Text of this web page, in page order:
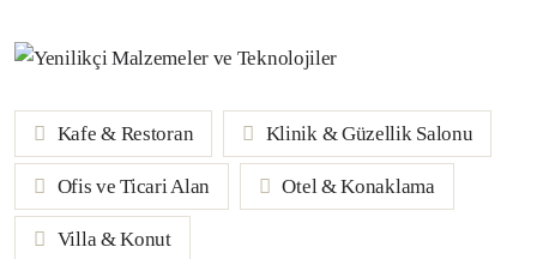
Kafe & Restoran Klinik & Güzellik Salonu
Ofis ve Ticari Alan Otel & Konaklama
Villa & Konut